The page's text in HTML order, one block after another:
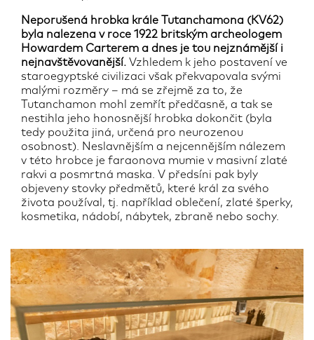
Neporušená hrobka krále Tutanchamona (KV62)
byla nalezena v roce 1922 britským archeologem
Howardem Carterem a dnes je tou nejznámější i
nejnavštěvovanější. Vzhledem k jeho postavení ve
staroegyptské civilizaci však překvapovala svými
malými rozměry – má se zřejmě za to, že
Tutanchamon mohl zemřít předčasně, a tak se
nestihla jeho honosnější hrobka dokončit (byla
tedy použita jiná, určená pro neurozenou
osobnost). Neslavnějším a nejcennějším nálezem
v této hrobce je faraonova mumie v masivní zlaté
rakvi a posmrtná maska. V předsíni pak byly
objeveny stovky předmětů, které král za svého
života používal, tj. například oblečení, zlaté šperky,
kosmetika, nádobí, nábytek, zbraně nebo sochy.